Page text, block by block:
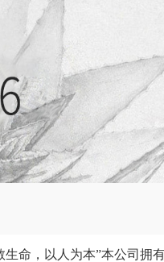
生命，以人为本”本公司拥